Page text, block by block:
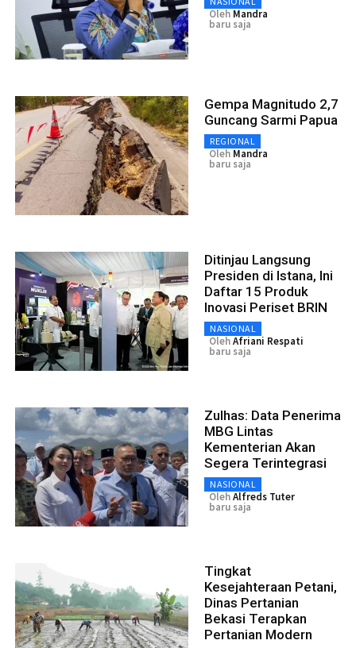
Oleh Mandra
baru saja
Gempa Magnitudo 2,7
Guncang Sarmi Papua
REGIONAL
Oleh Mandra
baru saja
Ditinjau Langsung
Presiden di Istana, Ini
Daftar 15 Produk
Inovasi Periset BRIN
NASIONAL
OlehAfriani Respati
baru saja
Zulhas: Data Penerima
MBG Lintas
Kementerian Akan
Segera Terintegrasi
NASIONAL
OlehAlfreds Tuter
baru saja
Tingkat
Kesejahteraan Petani,
Dinas Pertanian
Bekasi Terapkan
Pertanian Modern